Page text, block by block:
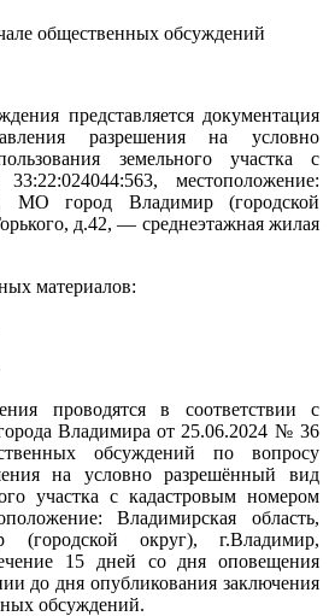
общественных обсуждений
представляется документация
разрешения на условно
земельного участка с
местоположение:
МО город Владимир (городской
д.42, — среднеэтажная жилая
материалов:
проводятся в соответствии с
Владимира от 25.06.2024 № 36
обсуждений по вопросу
на условно разрешённый вид
участка с кадастровым номером
Владимирская область,
округ), г.Владимир,
15 дней со дня оповещения
до дня опубликования заключения
обсуждений.